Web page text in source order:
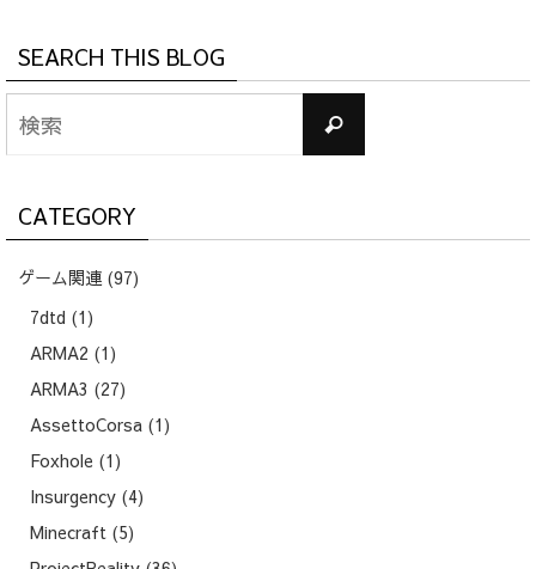
SEARCH THIS BLOG
対
検
索
CATEGORY
ゲーム関連 (97)
7dtd (1)
ARMA2 (1)
ARMA3 (27)
AssettoCorsa (1)
Foxhole (1)
Insurgency (4)
Minecraft (5)